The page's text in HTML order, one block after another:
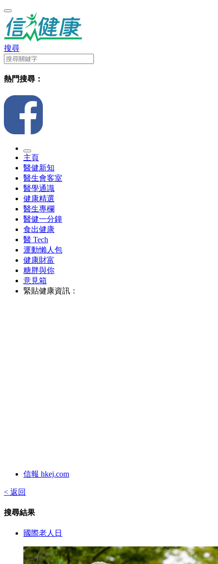
搜尋
熱門搜尋：
主頁
醫健新知
醫生會客室
醫學通識
健康精選
醫生專欄
醫健一分鐘
食出健康
醫 Tech
運動懶人包
健康財富
糖胖與你
意見箱
緊貼健康資訊：
信報 hkej.com
< 返回
搜尋結果
國際老人日